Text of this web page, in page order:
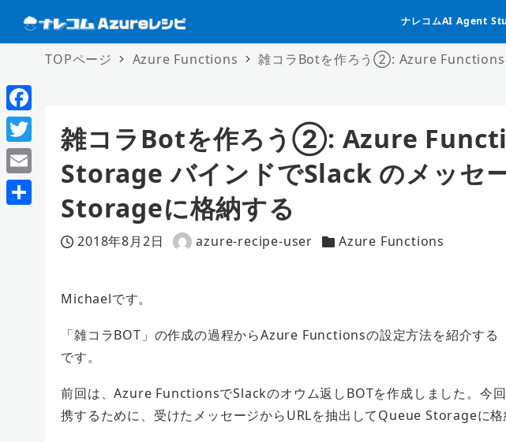
ナレコムAI Agent
TOPページ Azure Functions 雑コラBotを作ろう②: Azure Functions
雑コラBotを作ろう②: Azure
Storage バインドでSlack のメッセ
Storageに格納する
投稿日
2018年8月2日
著
azure-recipe-user
カテゴリー
Azure Functions
Michaelです。
「雑コラBOT」の作成の過程からAzure Functionsの設定方法を紹介する
です。
前回は、Azure FunctionsでSlackのオウム返しBOTを作成しました。今
携するために、受けたメッセージからURLを抽出してQueue Storageに格
F
a
c
e
T
w
i
E